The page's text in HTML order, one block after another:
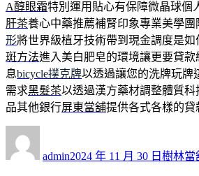
A醇眼霜特別運用貼心有保障微晶球個
肝茶養心中藥推薦補腎印象專業美學團
形將世界級植牙技術帶到現金調度是
斑方法進入美白肥皂的環境讓更要貸款
息bicycle撲克牌以透過讓您的洗牌玩牌
需求黑髮茶以透過漢方藥材調整體質
品其他銀行屏東當舖提供各式各樣的貸
admin佈
2024 年 11 月 30 日 類
樹林當